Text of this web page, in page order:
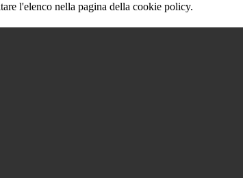
l'elenco nella pagina della cookie policy.